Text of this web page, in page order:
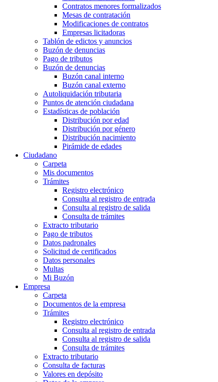
Contratos menores formalizados
Mesas de contratación
Modificaciones de contratos
Empresas licitadoras
Tablón de edictos y anuncios
Buzón de denuncias
Pago de tributos
Buzón de denuncias
Buzón canal interno
Buzón canal externo
Autoliquidación tributaria
Puntos de atención ciudadana
Estadísticas de población
Distribución por edad
Distribución por género
Distribución nacimiento
Pirámide de edades
Ciudadano
Carpeta
Mis documentos
Trámites
Registro electrónico
Consulta al registro de entrada
Consulta al registro de salida
Consulta de trámites
Extracto tributario
Pago de tributos
Datos padronales
Solicitud de certificados
Datos personales
Multas
Mi Buzón
Empresa
Carpeta
Documentos de la empresa
Trámites
Registro electrónico
Consulta al registro de entrada
Consulta al registro de salida
Consulta de trámites
Extracto tributario
Consulta de facturas
Valores en depósito